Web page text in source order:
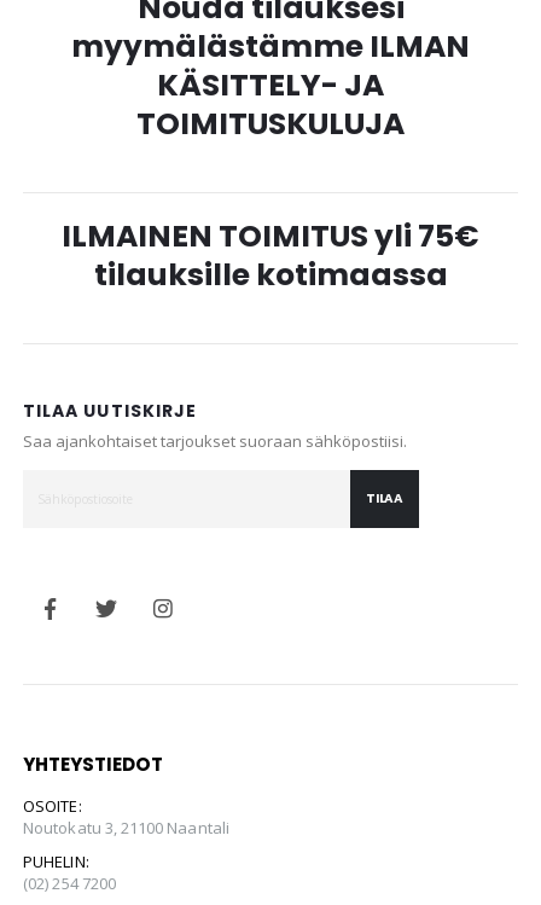
myymälästämme ILMAN
KÄSITTELY- JA
TOIMITUSKULUJA
ILMAINEN TOIMITUS yli 75€
tilauksille kotimaassa
TILAA UUTISKIRJE
Saa ajankohtaiset tarjoukset suoraan sähköpostiisi.
TILAA
YHTEYSTIEDOT
OSOITE:
Noutokatu 3, 21100 Naantali
PUHELIN:
(02) 254 7200